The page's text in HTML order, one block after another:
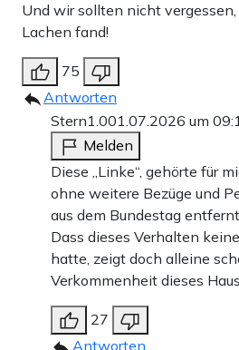
Und wir sollten nicht vergessen,
Lachen fand!
75
Antworten
Stern1.001.07.2026 um
Melden
Diese „Linke“, gehörte für
ohne weitere Bezüge und
aus dem Bundestag
Dass dieses Verhalten
hatte, zeigt doch alleine
Verkommenheit dieses
27
Antworten